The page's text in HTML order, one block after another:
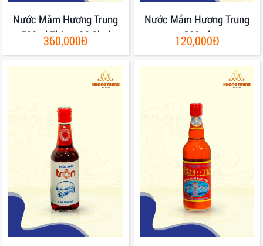
Nước Mắm Hương Trung
500ml Thùng 06 Chai
360,000Đ
Nước Mắm Hương Trung
500ml
120,000Đ